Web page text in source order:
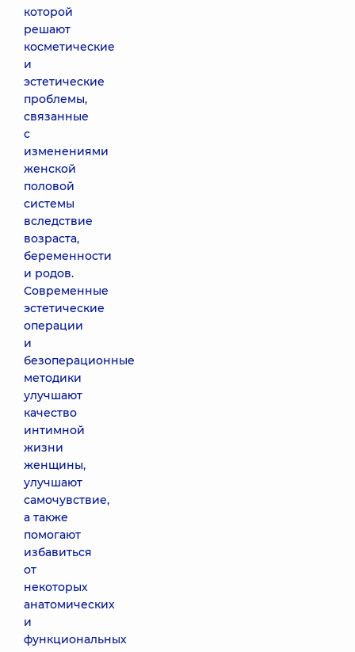
которой
решают
косметические
и
эстетические
проблемы,
связанные
с
изменениями
женской
половой
системы
вследствие
возраста,
беременности
и родов.
Современные
эстетические
операции
и
безоперационные
методики
улучшают
качество
интимной
жизни
женщины,
улучшают
самочувствие,
а также
помогают
избавиться
от
некоторых
анатомических
и
функциональных